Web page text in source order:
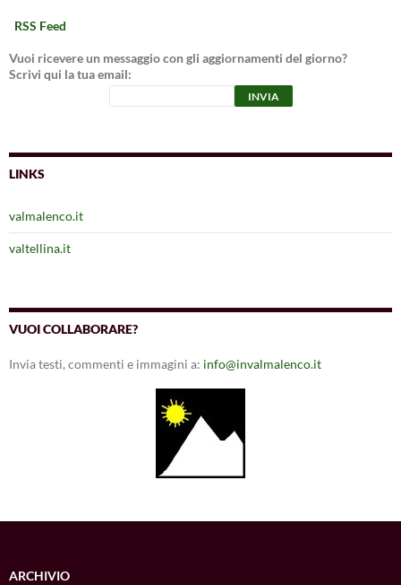
RSS Feed
Vuoi ricevere un messaggio con gli aggiornamenti del giorno?
Scrivi qui la tua email:
LINKS
valmalenco.it
valtellina.it
VUOI COLLABORARE?
Invia testi, commenti e immagini a: info@invalmalenco.it
ARCHIVIO